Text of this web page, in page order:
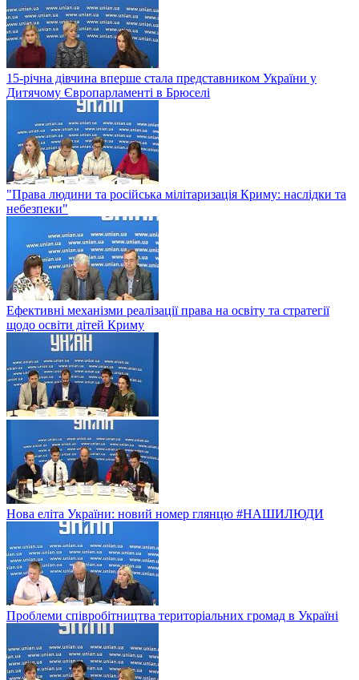
15-річна дівчина вперше стала представником України у
Дитячому Європарламенті в Брюселі
"Права людини та російська мілітаризація Криму: наслідки та
небезпеки"
Ефективні механізми реалізації права на освіту та стратегії
щодо освіти дітей Криму
Нова еліта України: новий номер глянцю #НАШИЛЮДИ
Проблеми співробітництва територіальних громад в Україні